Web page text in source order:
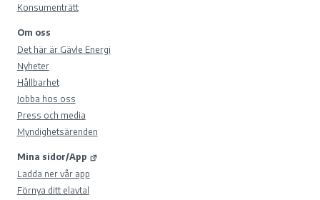
Konsumenträtt
Om oss
Det här är Gävle Energi
Nyheter
Hållbarhet
Jobba hos oss
Press och media
Myndighetsärenden
Mina sidor/App
Ladda ner vår app
Förnya ditt elavtal